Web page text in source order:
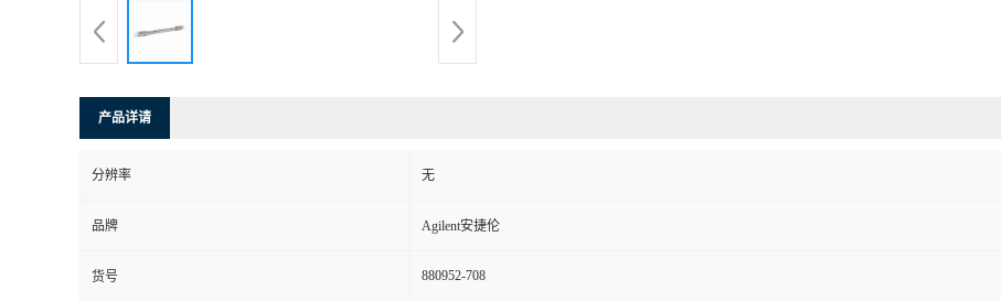
产品详请
分辨率 无
品牌 Agilent安捷伦
货号 880952-708